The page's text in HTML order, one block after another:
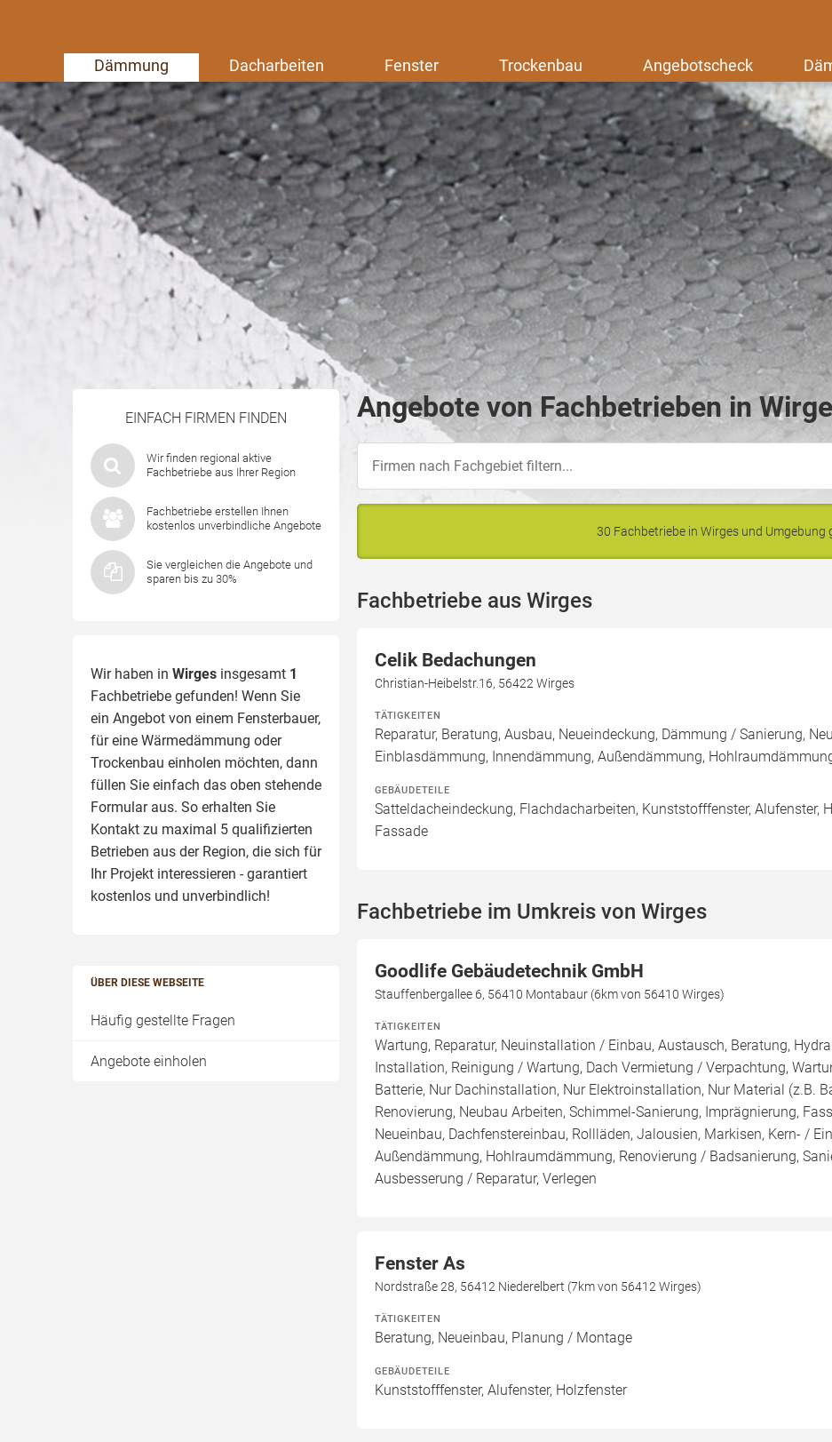
Dämmung Dacharbeiten Fenster Trockenbau Angebotscheck
EINFACH FIRMEN FINDEN
Wir finden regional aktive
Fachbetriebe aus Ihrer Region
Fachbetriebe erstellen Ihnen
kostenlos unverbindliche Angebote
Sie vergleichen die Angebote und
sparen bis zu 30%
Wir haben in Wirges insgesamt 1
Fachbetriebe gefunden! Wenn Sie
ein Angebot von einem Fensterbauer,
für eine Wärmedämmung oder
Trockenbau einholen möchten, dann
füllen Sie einfach das oben stehende
Formular aus. So erhalten Sie
Kontakt zu maximal 5 qualifizierten
Betrieben aus der Region, die sich für
Ihr Projekt interessieren - garantiert
kostenlos und unverbindlich!
ÜBER DIESE WEBSEITE
Häufig gestellte Fragen
Angebote einholen
Angebote von Fachbetrieben in
30 Fachbetriebe in Wirges und Umgebung
Fachbetriebe aus Wirges
Celik Bedachungen
Christian-Heibelstr.16, 56422 Wirges
TÄTIGKEITEN
Reparatur, Beratung, Ausbau, Neueindeckung, Dämmung / Sanierung,
Einblasdämmung, Innendämmung, Außendämmung,
GEBÄUDETEILE
Satteldacheindeckung, Flachdacharbeiten, Kunststofffenster, Alufenster,
Fassade
Fachbetriebe im Umkreis von Wirges
Goodlife Gebäudetechnik GmbH
Stauffenbergallee 6, 56410 Montabaur (6km von 56410 Wirges)
TÄTIGKEITEN
Wartung, Reparatur, Neuinstallation / Einbau, Austausch, Beratung,
Installation, Reinigung / Wartung, Dach Vermietung / Verpachtung,
Batterie, Nur Dachinstallation, Nur Elektroinstallation, Nur Material (z.B.
Renovierung, Neubau Arbeiten, Schimmel-Sanierung, Imprägnierung,
Neueinbau, Dachfenstereinbau, Rollläden, Jalousien, Markisen, Kern- /
Außendämmung, Hohlraumdämmung, Renovierung / Badsanierung,
Ausbesserung / Reparatur, Verlegen
Fenster As
Nordstraße 28, 56412 Niederelbert (7km von 56412 Wirges)
TÄTIGKEITEN
Beratung, Neueinbau, Planung / Montage
GEBÄUDETEILE
Kunststofffenster, Alufenster, Holzfenster